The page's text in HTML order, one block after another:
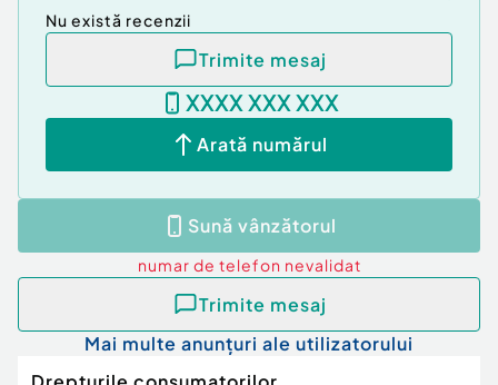
Nu există recenzii
Trimite mesaj
XXXX XXX XXX
Arată numărul
Sună vânzătorul
numar de telefon nevalidat
Trimite mesaj
Mai multe anunțuri ale utilizatorului